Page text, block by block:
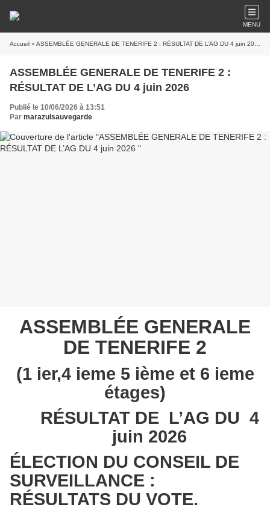
MENU
Accueil » ASSEMBLÉE GENERALE DE TENERIFE 2 : RÉSULTAT DE L’AG DU 4 juin 2026
ASSEMBLÉE GENERALE DE TENERIFE 2 :
RÉSULTAT DE L’AG DU 4 juin 2026
Publié le 10/06/2026 à 13:51
Par marazulsauvegarde
ASSEMBLÉE GENERALE
DE TENERIFE 2
(1 ier,4 ieme 5 ième et 6 ieme
étages)
RÉSULTAT DE L’AG DU 4
juin 2026
ÉLECTION DU CONSEIL DE
SURVEILLANCE :
RÉSULTATS DU VOTE.